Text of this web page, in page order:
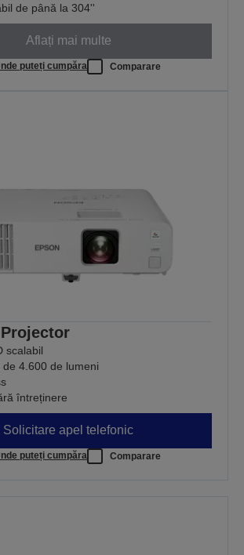
de până la 304''
Aflați mai multe
puteți cumpăra Comparare
scalabil
de 4.600 de lumeni
întreținere
Solicitare apel telefonic
puteți cumpăra Comparare